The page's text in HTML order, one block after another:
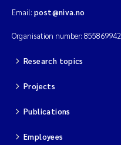
Email: post@niva.no
Organisation number: 855869942
Research topics
Projects
Publications
Employees